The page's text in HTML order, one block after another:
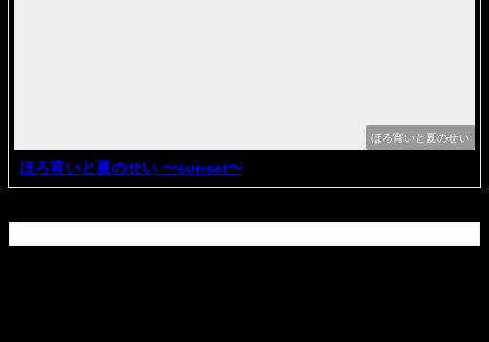
ほろ宵いと夏のせい
ほろ宵いと夏のせい 〜sunset〜